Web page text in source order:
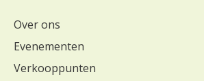
Over ons
Evenementen
Verkooppunten